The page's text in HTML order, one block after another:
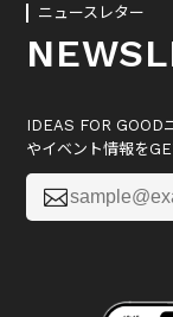
ニュースレター
IDEAS FOR GOOD
やイベント情報を
